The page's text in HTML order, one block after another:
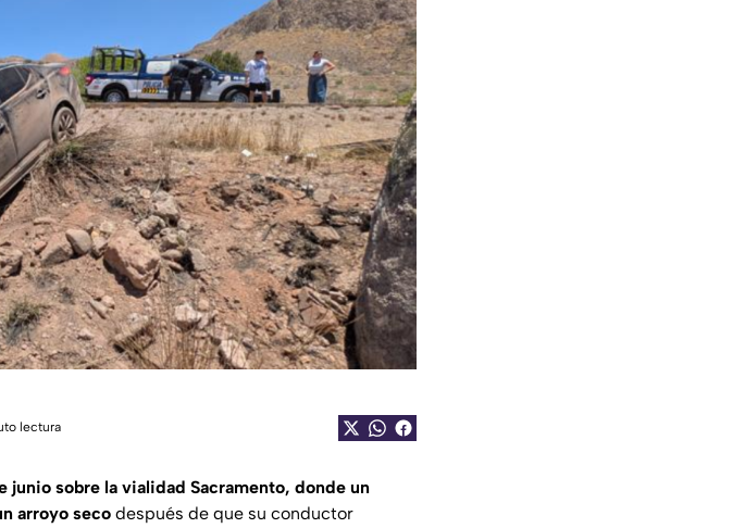
lectura
junio sobre la vialidad Sacramento, donde un
arroyo seco después de que su conductor